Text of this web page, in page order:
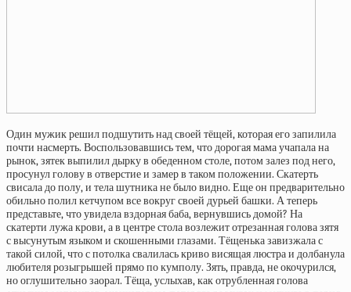
Один мужик решил подшутить над своей тёщей, которая его запилила
почти насмерть. Воспользовавшись тем, что дорогая мама учапала на
рынок, зятек выпилил дырку в обеденном столе, потом залез под него,
просунул голову в отверстие и замер в таком положении. Скатерть
свисала до полу, и тела шутника не было видно. Еще он предварительно
обильно полил кетчупом все вокруг своей дурьей башки. А теперь
представьте, что увидела вздорная баба, вернувшись домой? На
скатерти лужа крови, а в центре стола возлежит отрезанная голова зятя
с высунутым языком и скошенными глазами. Тёщенька завизжала с
такой силой, что с потолка свалилась криво висящая люстра и долбанула
любителя розыгрышей прямо по кумполу. Зять, правда, не окочурился,
но оглушительно заорал. Тёща, услыхав, как отрубленная голова